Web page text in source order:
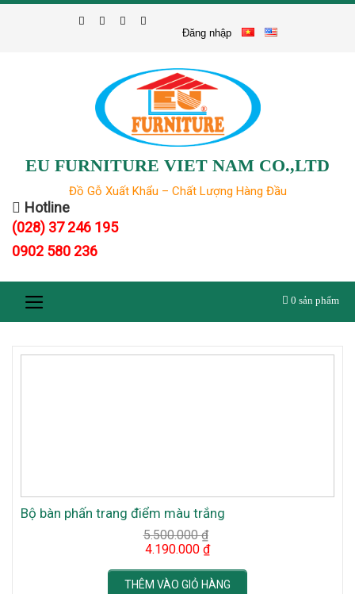
Skip
Đăng nhập
EU FURNITURE VIET NAM CO.,LTD
Đồ Gỗ Xuất Khẩu – Chất Lượng Hàng Đầu
Hotline
(028) 37 246 195
0902 580 236
0 sản phẩm
Bộ bàn phấn trang điểm màu trắng
5.500.000₫
Original
was:
5.500.000 ₫.
4.190.000 ₫Current
price
is:
4.190.000 ₫.
THÊM VÀO GIỎ HÀNG